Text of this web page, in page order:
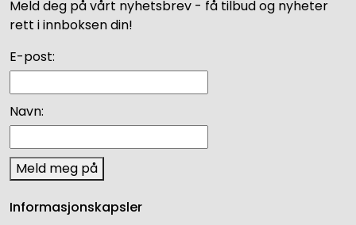
Meld deg på vårt nyhetsbrev - få tilbud og nyheter
rett i innboksen din!
E-post:
Navn:
Meld meg på
Informasjonskapsler